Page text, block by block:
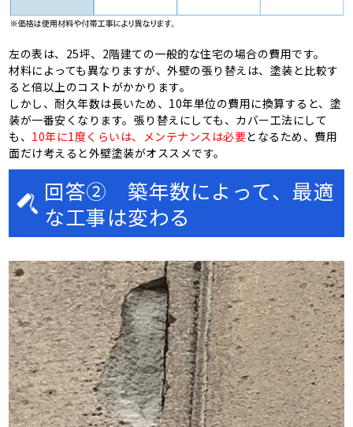
左の表は、25坪、2階建ての一般的な住宅の場合の費用です。
材料によっても異なりますが、外壁の張り替えは、塗装と比較す
ると倍以上のコストがかかります。
しかし、耐久年数は長いため、10年単位の費用に換算すると、塗
装が一番安くなります。張り替えにしても、カバー工法にして
も、 10年に1度くらいは、メンテナンスは必要となるため、費用
面だけ考えると外壁塗装がオススメです。
回答② 築年数によって、最適
な工事は変わる